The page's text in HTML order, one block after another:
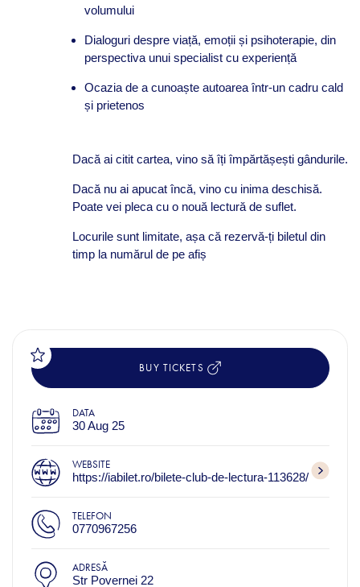
volumului
Dialoguri despre viață, emoții și psihoterapie, din
perspectiva unui specialist cu experiență
Ocazia de a cunoaște autoarea într-un cadru cald
și prietenos
Dacă ai citit cartea, vino să îți împărtășești gândurile.
Dacă nu ai apucat încă, vino cu inima deschisă.
Poate vei pleca cu o nouă lectură de suflet.
Locurile sunt limitate, așa că rezervă-ți biletul din
timp la numărul de pe afiș
BUY TICKETS
DATA
30 Aug 25
WEBSITE
https://iabilet.ro/bilete-club-de-lectura-113628/
TELEFON
0770967256
ADRESĂ
Str Povernei 22